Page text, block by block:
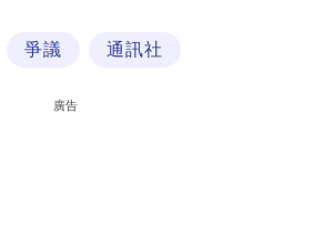
爭議 通訊社
廣告